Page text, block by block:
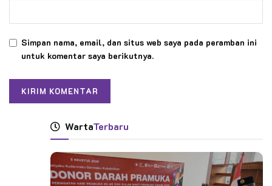
Simpan nama, email, dan situs web saya pada peramban ini
untuk komentar saya berikutnya.
WartaTerbaru